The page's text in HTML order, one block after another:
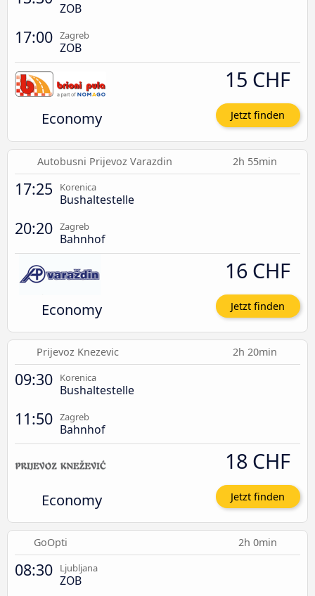
ZOB
17:00 Zagreb
ZOB
Economy
15 CHF
Jetzt finden
Autobusni Prijevoz Varazdin 2h 55min
17:25 Korenica
Bushaltestelle
20:20 Zagreb
Bahnhof
Economy
16 CHF
Jetzt finden
Prijevoz Knezevic 2h 20min
09:30 Korenica
Bushaltestelle
11:50 Zagreb
Bahnhof
Economy
18 CHF
Jetzt finden
GoOpti 2h 0min
08:30 Ljubljana
ZOB